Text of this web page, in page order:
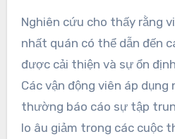
Nghiên cứu cho thấy rằng
nhất quán có thể dẫn đến
được cải thiện và sự ổn
Các vận động viên áp
thường báo cáo sự tập
lo âu giảm trong các cuộc